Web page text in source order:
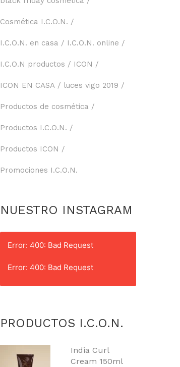
Cosmética I.C.O.N.
I.C.O.N. en casa I.C.O.N. online
I.C.O.N productos ICON
ICON EN CASA luces vigo 2019
Productos de cosmética
Productos I.C.O.N.
Productos ICON
Promociones I.C.O.N.
NUESTRO INSTAGRAM
Error: 400: Bad Request
Error: 400: Bad Request
PRODUCTOS I.C.O.N.
India Curl
Cream 150ml